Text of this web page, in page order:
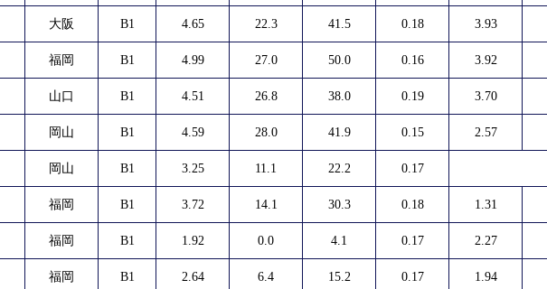
大阪 B1 4.65 22.3 41.5 0.18 3.93
福岡 B1 4.99 27.0 50.0 0.16 3.92
山口 B1 4.51 26.8 38.0 0.19 3.70
岡山 B1 4.59 28.0 41.9 0.15 2.57
岡山 B1 3.25 11.1 22.2 0.17
福岡 B1 3.72 14.1 30.3 0.18 1.31
福岡 B1 1.92 0.0 4.1 0.17 2.27
福岡 B1 2.64 6.4 15.2 0.17 1.94